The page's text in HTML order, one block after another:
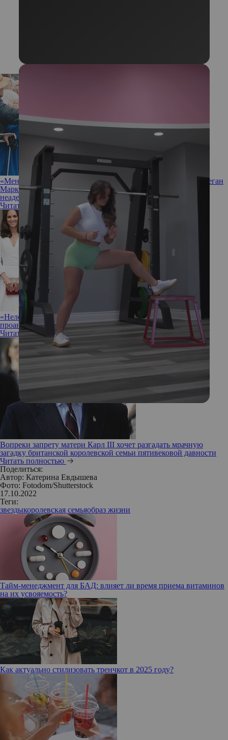
«Меня много раз называли истеричкой и сумасшедшей»: Меган
Маркл рассказала, как относится к тому, что ее считали
неадекватной
Читать полностью
«Неловкость и ни капли теплоты»: эксперт по языку тела
проанализировала общение Уильяма, Гарри и их жен
Читать полностью
Вопреки запрету матери Карл III хочет разгадать мрачную
загадку британской королевской семьи пятивековой давности
Читать полностью
Поделиться:
Автор: Катерина Евдышева
Фото: Fotodom/Shutterstock
17.10.2022
Теги:
звездыкоролевская семьяобраз жизни
Тайм-менеджмент для БАД: влияет ли время приема витаминов
на их усвояемость?
Как актуально стилизовать тренчкот в 2025 году?